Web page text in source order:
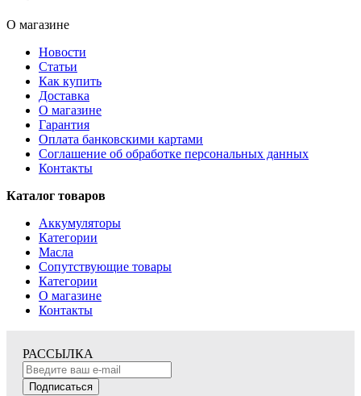
О магазине
Новости
Статьи
Как купить
Доставка
О магазине
Гарантия
Оплата банковскими картами
Соглашение об обработке персональных данных
Контакты
Каталог товаров
Аккумуляторы
Категории
Масла
Сопутствующие товары
Категории
О магазине
Контакты
РАССЫЛКА
Подписаться